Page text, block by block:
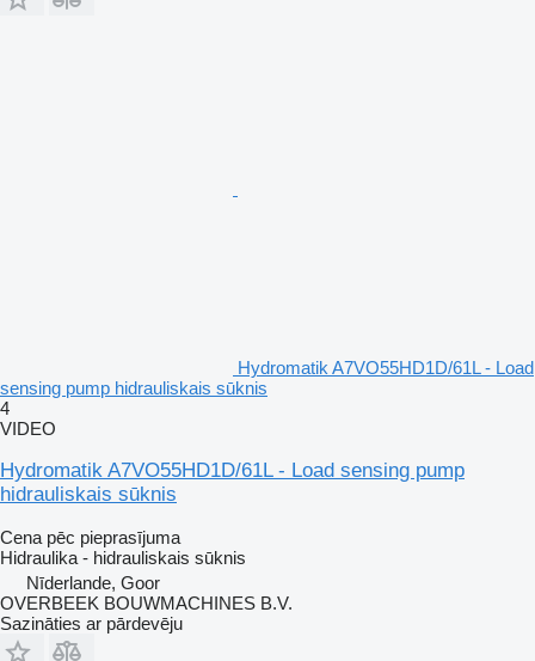
Hydromatik A7VO55HD1D/61L - Load
sensing pump hidrauliskais sūknis
4
VIDEO
Hydromatik A7VO55HD1D/61L - Load sensing pump
hidrauliskais sūknis
Cena pēc pieprasījuma
Hidraulika - hidrauliskais sūknis
Nīderlande, Goor
OVERBEEK BOUWMACHINES B.V.
Sazināties ar pārdevēju